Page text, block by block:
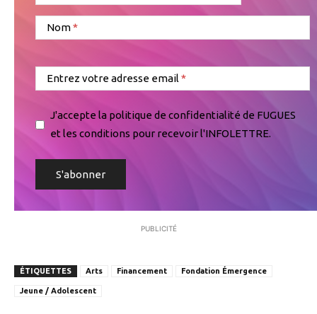
Nom
Entrez votre adresse email
J'accepte la politique de confidentialité de FUGUES
et les conditions pour recevoir l'INFOLETTRE.
PUBLICITÉ
ÉTIQUETTES Arts Financement Fondation Émergence
Jeune / Adolescent